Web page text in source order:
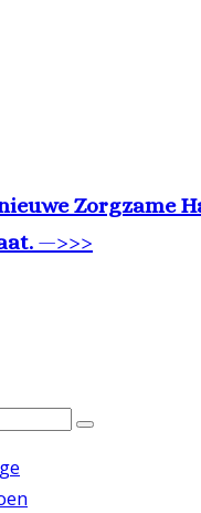
Zorgzame
—>>>